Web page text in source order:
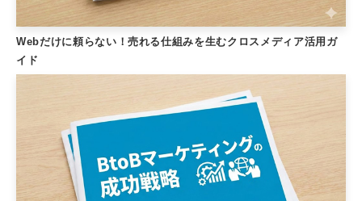
Webだけに頼らない！売れる仕組みを生むクロスメディア活用ガ
イド